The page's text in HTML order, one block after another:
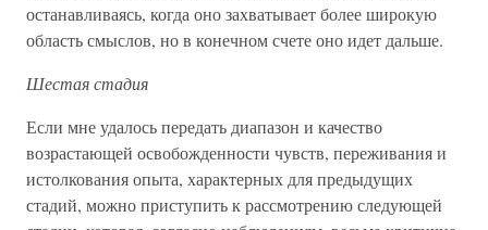
останавливаясь, когда оно захватывает более широкую
область смыслов, но в конечном счете оно идет дальше.
Шестая стадия
Если мне удалось передать диапазон и качество
возрастающей освобожденности чувств, переживания и
истолкования опыта, характерных для предыдущих
стадий, можно приступить к рассмотрению следующей